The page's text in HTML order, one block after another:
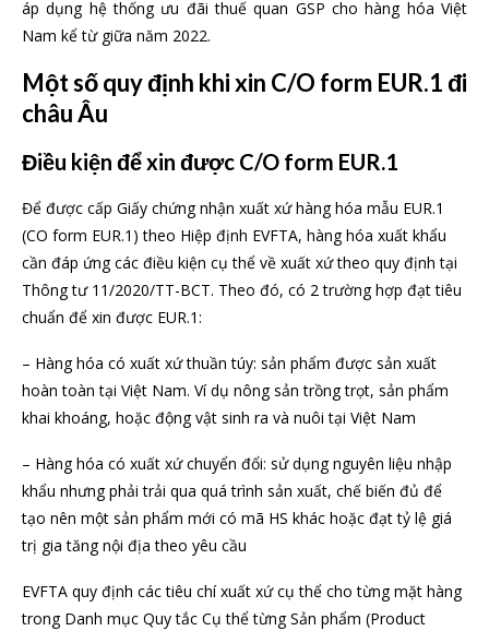
áp dụng hệ thống ưu đãi thuế quan GSP cho hàng hóa Việt
Nam kể từ giữa năm 2022.
Một số quy định khi xin C/O form EUR.1 đi
châu Âu
Điều kiện để xin được C/O form EUR.1
Để được cấp Giấy chứng nhận xuất xứ hàng hóa mẫu EUR.1
(CO form EUR.1) theo Hiệp định EVFTA, hàng hóa xuất khẩu
cần đáp ứng các điều kiện cụ thể về xuất xứ theo quy định tại
Thông tư 11/2020/TT-BCT. Theo đó, có 2 trường hợp đạt tiêu
chuẩn để xin được EUR.1:
– Hàng hóa có xuất xứ thuần túy: sản phẩm được sản xuất
hoàn toàn tại Việt Nam. Ví dụ nông sản trồng trọt, sản phẩm
khai khoáng, hoặc động vật sinh ra và nuôi tại Việt Nam
– Hàng hóa có xuất xứ chuyển đổi: sử dụng nguyên liệu nhập
khẩu nhưng phải trải qua quá trình sản xuất, chế biến đủ để
tạo nên một sản phẩm mới có mã HS khác hoặc đạt tỷ lệ giá
trị gia tăng nội địa theo yêu cầu
EVFTA quy định các tiêu chí xuất xứ cụ thể cho từng mặt hàng
trong Danh mục Quy tắc Cụ thể từng Sản phẩm (Product